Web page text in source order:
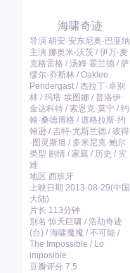
海啸奇迹
导演 胡安·安东尼奥·巴亚纳
主演 娜奥米·沃茨 / 伊万·麦
克格雷格 / 汤姆·霍兰德 / 萨
缪尔·乔斯林 / Oaklee
Pendergast / 杰拉丁·卓别
林 / 玛塔·埃图娜 / 普洛伊·
金达科特 / 索恩克·莫宁 / 约
翰·桑德博格 / 道格拉斯·约
翰逊 / 吉特·尤斯兰德 / 彼得
·图灵斯坦 / 多米尼克·鲍尔
类型 剧情 / 家庭 / 历史 / 灾
难
地区 西班牙
上映日期 2013-08-29(中国
大陆)
片长 113分钟
别名 惊天巨啸 / 浩劫奇迹
(台) / 海啸魔魇 / 不可能 /
The Impossible / Lo
imposible
豆瓣评分 7.5